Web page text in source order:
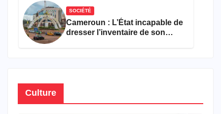
SOCIÉTÉ
Cameroun : L’État incapable de
dresser l’inventaire de son
Culture